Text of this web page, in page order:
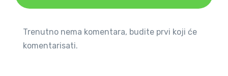
Trenutno nema komentara, budite prvi koji će
komentarisati.